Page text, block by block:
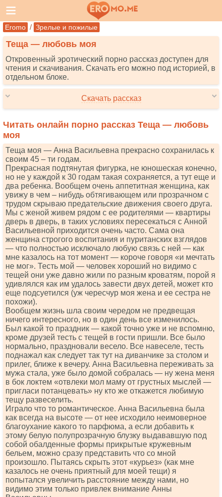
Eromo / Зрелые и пожилые
Теща — любовь моя
Откровенный эротический порно рассказ доступен для
чтения и скачивания. Скачать его можно под историей, в
отдельном блоке.
Скачать рассказ
Читать онлайн порно рассказ Теща — любовь
моя
Теща моя — Анна Васильевна прекрасно сохранилась к
своим 45 – ти годам.
Прекрасная подтянутая фигурка, не юношеская конечно,
но не у каждой к 30 годам такая сохраняется, а тут еще и
два ребенка. Вообщем очень аппетитная женщина, как
увижу в чем – нибудь обтягивающем или прозрачном с
трудом скрываю предательские движения своего друга.
Мы с женой живем рядом с ее родителями — квартиры
дверь в дверь, в таких условиях пересекаться с Анной
Васильевной приходится очень часто. Сама она
женщина строгого воспитания и пуританских взглядов
— что полностью исключало любую связь с ней — как
мне казалось на тот момент — короче говоря «и мечтать
не мог». Тесть мой — человек хороший но видимо с
тещей они уже давно жили по разным кроватям, порой я
удивлялся как им удалось завести двух детей, может кто
еще подсуетился (уж чересчур моя жена и ее сестра не
похожи).
Вообщем жизнь шла своим чередом не предвещая
ничего интересного, но в один день все изменилось.
Был какой то праздник — какой точно уже и не вспомню,
кроме друзей тесть с тещей в гости пришли. Все было
нормально, праздновали весело. Все навеселе, тесть
поднажал как следует так тут на диванчике за столом и
прилег, ближе к вечеру. Анна Васильевна переживать за
мужа стала, уже было домой собралась — ну жена меня
в бок локтем «отвлеки мол маму от грустных мыслей —
пригласи потанцевать» ну кто же откажется любимую
тещу развеселить.
Играло что то романтическое. Анна Васильевна была
как всегда на высоте — от нее исходило неимоверное
благоухание какого то парфюма, а если добавить к
этому белую полупрозрачную блузку выдававшую под
собой обалденные формы прикрытые кружевным
бельем, можно сразу представить что со мной
произошло. Пытаясь скрыть этот «курьез» (как мне
казалось не очень приятный для моей тещи) я
попытался увеличить расстояние между нами, но
видимо этим только привлек внимание Анны